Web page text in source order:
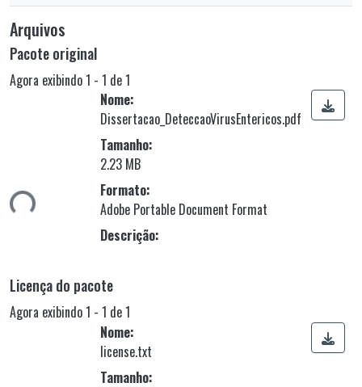
Arquivos
Pacote original
Agora exibindo1 - 1 de 1
Nome:
Dissertacao_DeteccaoVirusEntericos.pdf
Tamanho:
2.23 MB
Formato:
Adobe Portable Document Format
Descrição:
Licença do pacote
Agora exibindo1 - 1 de 1
Nome:
license.txt
Tamanho: